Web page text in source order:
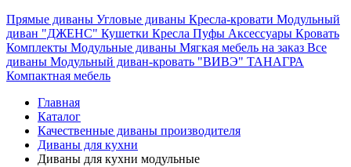
Прямые диваны Угловые диваны Кресла-кровати Модульный
диван "ДЖЕНС" Кушетки Кресла Пуфы Аксессуары Кровать
Комплекты Модульные диваны Мягкая мебель на заказ Все
диваны Модульный диван-кровать "ВИВЭ" ТАНАГРА
Компактная мебель
Главная
Каталог
Качественные диваны производителя
Диваны для кухни
Диваны для кухни модульные